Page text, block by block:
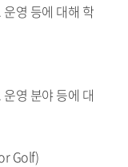
영 등에 대해 학
영 분야 등에 대
Golf)